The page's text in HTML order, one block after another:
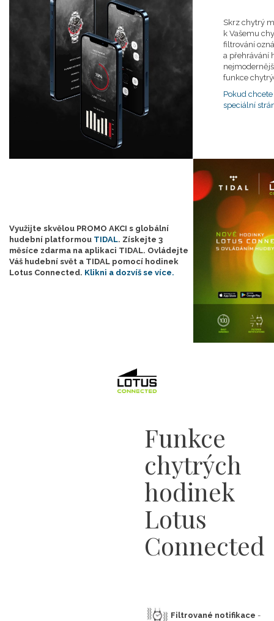
Skrz chytrý
k Vašemu
filtrování
a přehrávání
funkce
Pokud
speciální
Využijte skvělou PROMO AKCI s globální
hudební platformou TIDAL. Získejte 3
měsíce zdarma na aplikaci TIDAL. Ovládejte
Váš hudební svět a TIDAL pomocí hodinek
Lotus Connected. Klikni a dozvíš se více.
Funkce
chytrých
hodinek
Lotus
Connected
Filtrované notifikace -